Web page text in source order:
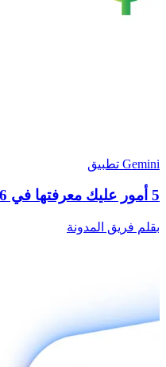
Gemini تطبيق
5 أمور عليك معرفتها في Google I/O 2026
بقلم فريق المدونة